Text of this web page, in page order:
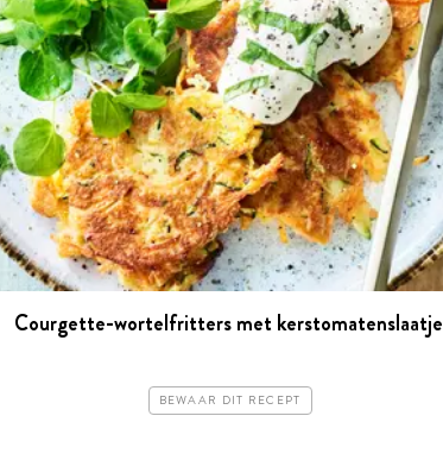
Courgette-wortelfritters met kerstomatenslaatje
BEWAAR DIT RECEPT